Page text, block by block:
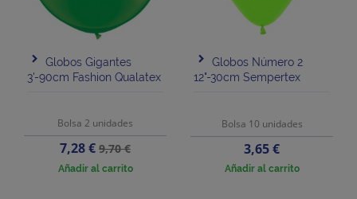
Globos Gigantes
3'-90cm Fashion Qualatex
Bolsa 2 unidades
Precio
7,28 €Precio
base
9,70 €
Añadir al carrito
Globos Número 2
12"-30cm Sempertex
Bolsa 10 unidades
Precio
3,65 €
Añadir al carrito